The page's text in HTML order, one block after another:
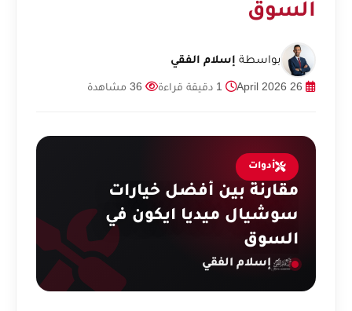
السوق
بواسطة إسلام الفقي
أدوات
مقارنة بين أفضل خيارات
سوشيال ميديا ايكون في
السوق
إسلام الفقي